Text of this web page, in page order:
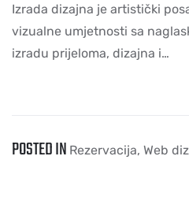
Izrada dizajna je artistički
vizualne umjetnosti sa
izradu prijeloma, dizajna i…
POSTED IN Rezervacija, Web